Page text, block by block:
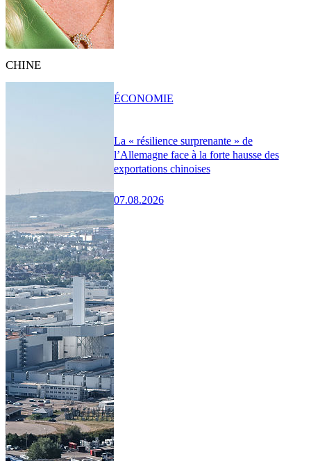
CHINE
La « résilience surprenante » de
l’Allemagne face à la forte hausse des
exportations chinoises
07.08.2026
ÉCONOMIE